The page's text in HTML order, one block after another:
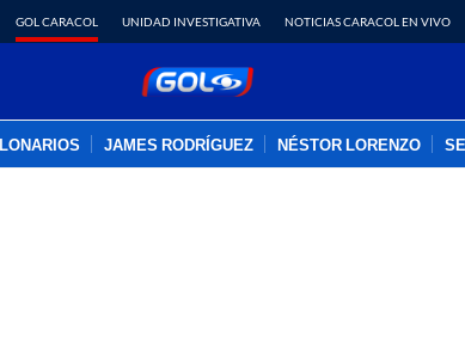
GOL CARACOL UNIDAD INVESTIGATIVA NOTICIAS CARACOL EN VIVO
JAMES RODRÍGUEZ NÉSTOR LORENZO